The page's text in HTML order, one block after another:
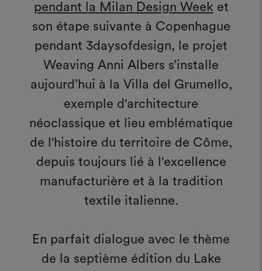
pendant la Milan Design Week et
son étape suivante à Copenhague
pendant 3daysofdesign, le projet
Weaving Anni Albers s’installe
aujourd’hui à la Villa del Grumello,
exemple d'architecture
néoclassique et lieu emblématique
de l'histoire du territoire de Côme,
depuis toujours lié à l'excellence
manufacturière et à la tradition
textile italienne.
En parfait dialogue avec le thème
de la septième édition du Lake